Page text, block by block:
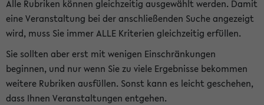
Alle Rubriken können gleichzeitig ausgewählt werden. Damit
eine Veranstaltung bei der anschließenden Suche angezeigt
wird, muss Sie immer ALLE Kriterien gleichzeitig erfüllen.
Sie sollten aber erst mit wenigen Einschränkungen
beginnen, und nur wenn Sie zu viele Ergebnisse bekommen
weitere Rubriken ausfüllen. Sonst kann es leicht geschehen,
dass Ihnen Veranstaltungen entgehen.